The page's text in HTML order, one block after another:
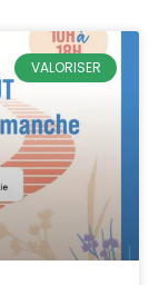
VALORISER